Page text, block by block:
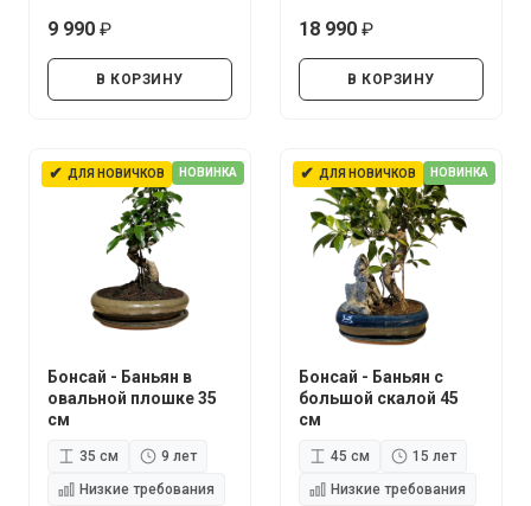
9 990
В КОРЗИНУ
18 990
В КОРЗИНУ
✔ ДЛЯ НОВИЧКОВ НОВИНКА
Бонсай - Баньян в
овальной плошке 35
см
35 см
9 лет
Низкие требования
✔ ДЛЯ НОВИЧКОВ НОВИНКА
Бонсай - Баньян с
большой скалой 45
см
45 см
15 лет
Низкие требования